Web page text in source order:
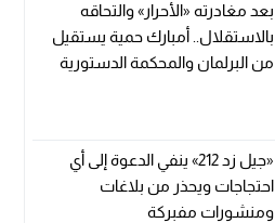
بعد مغادرته «الأحرار» والتحاقه
بالاستقلال.. أمبارك حمية يستقيل
من البرلمان والمحكمة الدستورية
«جيل زد 212» ينفي الدعوة إلى أي
احتجاجات ويحذر من بلاغات
ومنشورات مفبركة